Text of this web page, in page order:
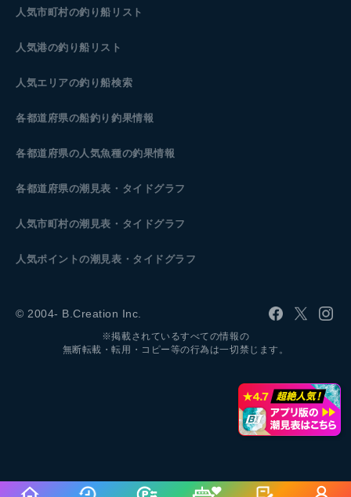
人気市町村の釣り船リスト
人気港の釣り船リスト
人気エリアの釣り船検索
各都道府県の船釣り釣果情報
各都道府県の人気魚種の釣果情報
各都道府県の潮見表 ・タイドグラフ
人気市町村の潮見表・タイドグラフ
人気ポイントの潮見表・タイドグラフ
© 2004- B.Creation Inc.
※掲載されているすべての情報の
無断転載・転用・コピー等の行為は一切禁じます。